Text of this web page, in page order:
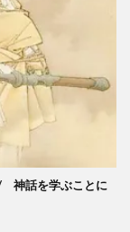
神話を学ぶことに